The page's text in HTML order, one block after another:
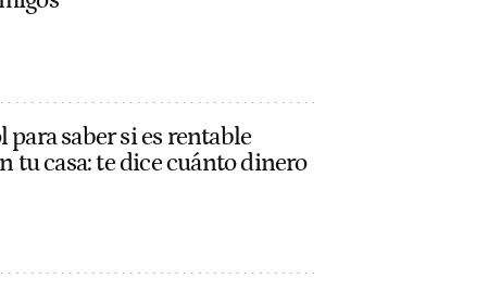
para saber si es rentable
tu casa: te dice cuánto dinero